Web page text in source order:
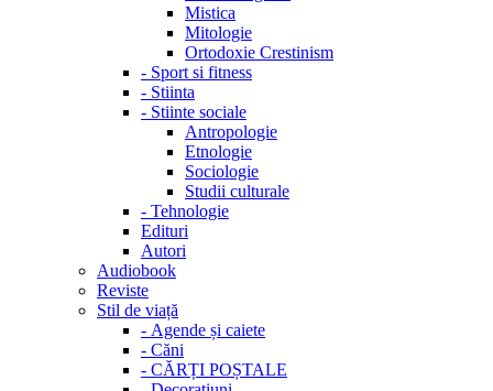
Mistica
Mitologie
Ortodoxie Crestinism
- Sport si fitness
- Stiinta
- Stiinte sociale
Antropologie
Etnologie
Sociologie
Studii culturale
- Tehnologie
Edituri
Autori
Audiobook
Reviste
Stil de viață
- Agende și caiete
- Căni
- CĂRȚI POȘTALE